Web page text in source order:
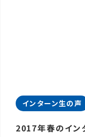
インターン生の声
2017年春のイン